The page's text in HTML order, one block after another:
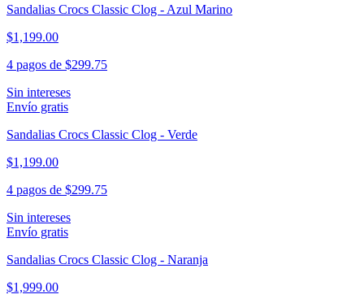
Sandalias Crocs Classic Clog - Azul Marino
$1,199.00
4 pagos de $299.75
Sin intereses
Envío gratis
Sandalias Crocs Classic Clog - Verde
$1,199.00
4 pagos de $299.75
Sin intereses
Envío gratis
Sandalias Crocs Classic Clog - Naranja
$1,999.00